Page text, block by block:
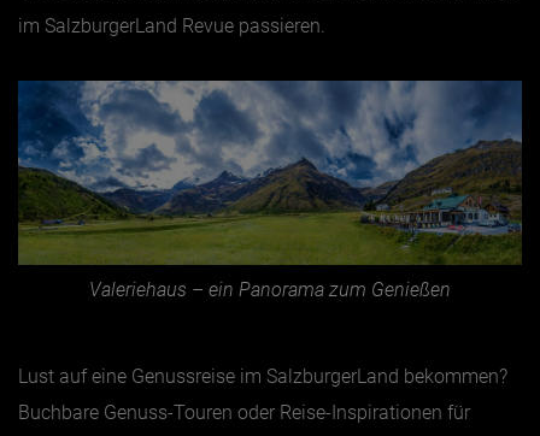
im SalzburgerLand Revue passieren.
Valeriehaus – ein Panorama zum Genießen
Lust auf eine Genussreise im SalzburgerLand bekommen?
Buchbare Genuss-Touren oder Reise-Inspirationen für